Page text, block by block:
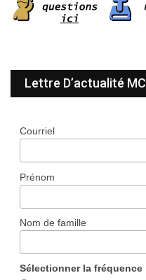
Lettre D’actualité MC
Courriel
Prénom
Nom de famille
Sélectionner la fréquence